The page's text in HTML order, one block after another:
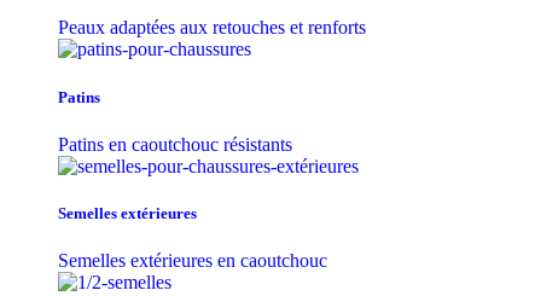
Peaux adaptées aux retouches et renforts
Patins
Patins en caoutchouc résistants
Semelles extérieures
Semelles extérieures en caoutchouc